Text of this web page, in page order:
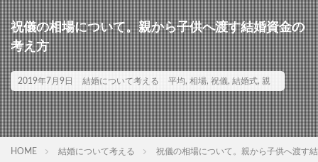
祝儀の相場について。親から子供へ渡す結婚資金の
考え方
2019年7月9日 結婚について考える 平均, 相場, 祝儀, 結婚式, 親
HOME 結婚について考える 祝儀の相場について。親から子供へ渡す